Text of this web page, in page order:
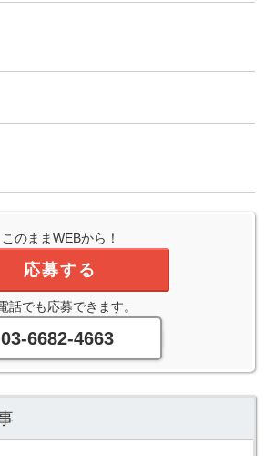
このままWEBから！
応募する
話でも応募できます。
03-6682-4663